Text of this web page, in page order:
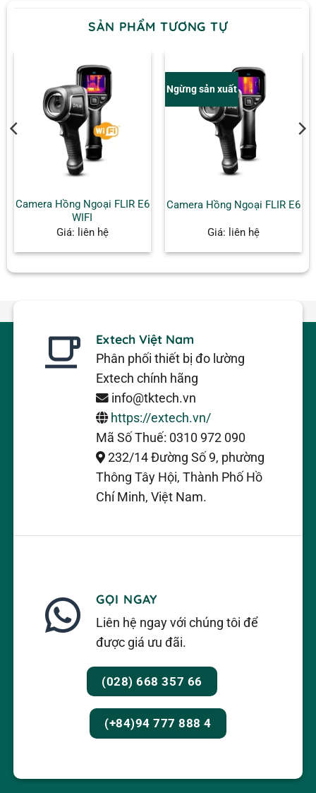
SẢN PHẨM TƯƠNG TỰ
Camera Hồng Ngoại FLIR E6
WIFI
Giá: liên hệ
Ngừng sản xuất
Camera Hồng Ngoại FLIR E6
Giá: liên hệ
Extech Việt Nam
Phân phối thiết bị đo lường
Extech chính hãng
info@tktech.vn
https://extech.vn/
Mã Số Thuế: 0310 972 090
232/14 Đường Số 9, phường
Thông Tây Hội, Thành Phố Hồ
Chí Minh, Việt Nam.
GỌI NGAY
Liên hệ ngay với chúng tôi để
được giá ưu đãi.
(028) 668 357 66
(+84)94 777 888 4